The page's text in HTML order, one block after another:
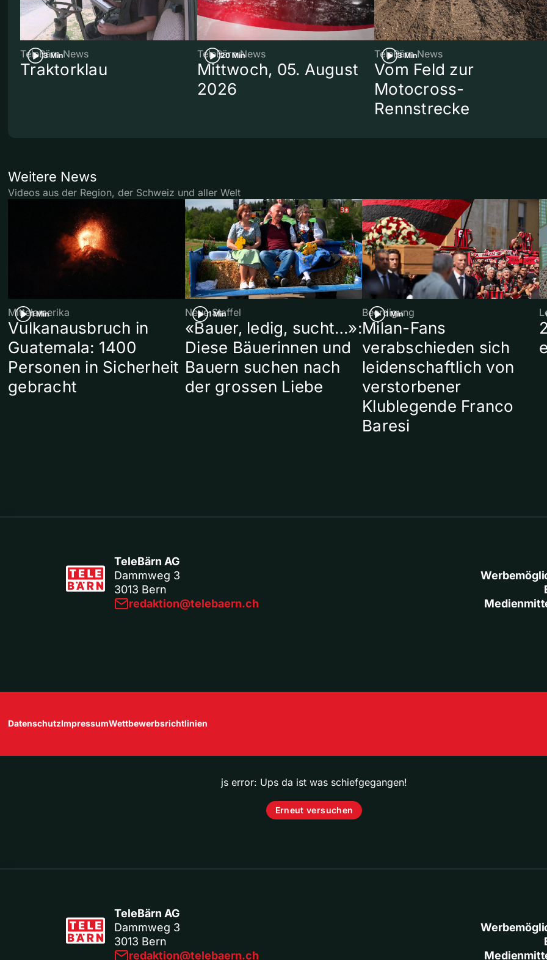
3 Min
TeleBärn News
Traktorklau
20 Min
TeleBärn News
Mittwoch, 05. August
2026
3 Min
TeleBärn News
Vom Feld zur
Motocross-
Rennstrecke
Weitere News
Videos aus der Region, der Schweiz und aller Welt
1 Min
Mittelamerika
Vulkanausbruch in
Guatemala: 1400
Personen in Sicherheit
gebracht
1 Min
Neue Staffel
«Bauer, ledig, sucht…»:
Diese Bäuerinnen und
Bauern suchen nach
der grossen Liebe
1 Min
Beerdigung
Milan-Fans
verabschieden sich
leidenschaftlich von
verstorbener
Klublegende Franco
Baresi
TeleBärn AG
Dammweg 3
3013 Bern
redaktion@telebaern.ch
DatenschutzImpressumWettbewerbsrichtlinien
js error: Ups da ist was schiefgegangen!
Erneut versuchen
TeleBärn AG
Dammweg 3
3013 Bern
redaktion@telebaern.ch